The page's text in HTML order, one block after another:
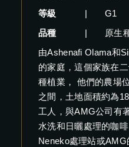
等級
|
G1
品種
|
原生
由Ashenafi Olama和
的家庭，這個家族在
種植業， 他們的農場
之間，土地面積約為
工人，與AMG公司有
水洗和日曬處理的咖
Neneko處理站或AMG